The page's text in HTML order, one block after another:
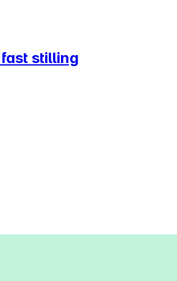
stilling